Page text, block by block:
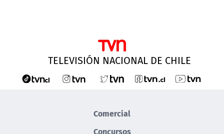
TELEVISIÓN NACIONAL DE CHILE
Comercial
Concursos